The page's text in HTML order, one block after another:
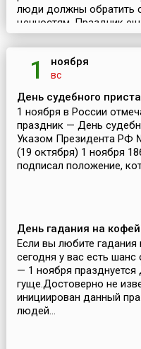
люди должны обратить
ценностям. Праздник
ночи»,...
1 ноября
вс
День судебного
1 ноября в России
праздник — День
Указом Президента РФ
(19 октября) 1 ноября
подписал положение,
День гадания на
Если вы любите гадания
сегодня у вас есть
— 1 ноября
гуще.Достоверно не
инициирован данный
людей...